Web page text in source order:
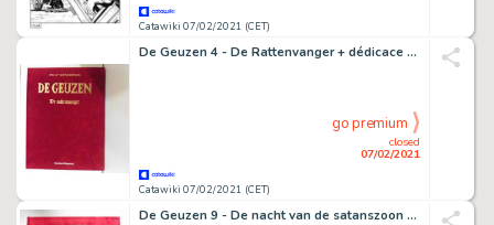
Catawiki 07/02/2021 (CET)
De Geuzen 4 - De Rattenvanger + dédicace - Hardcover - First edition - (2009)
Catawiki 07/02/2021 (CET)
closed
07/02/2021
go premium
De Geuzen 9 - De nacht van de satanszoon + dédicace - Hardcover - First edition - (2014)